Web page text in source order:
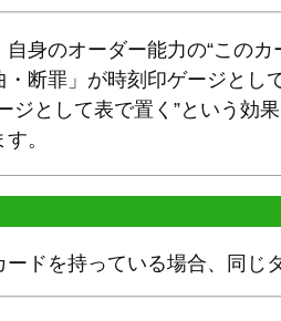
自身のオーダー能力の“この
・断罪」が時刻印ゲージと
ジとして表で置く”という効
。
ドを持っている場合、同じ